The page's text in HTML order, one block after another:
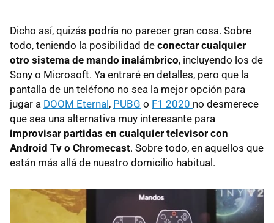
Dicho así, quizás podría no parecer gran cosa. Sobre
todo, teniendo la posibilidad de conectar cualquier
otro sistema de mando inalámbrico, incluyendo los de
Sony o Microsoft. Ya entraré en detalles, pero que la
pantalla de un teléfono no sea la mejor opción para
jugar a DOOM Eternal, PUBG o F1 2020 no desmerece
que sea una alternativa muy interesante para
improvisar partidas en cualquier televisor con
Android Tv o Chromecast. Sobre todo, en aquellos que
están más allá de nuestro domicilio habitual.